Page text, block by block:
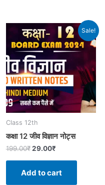
Sale!
Class 12th
कक्षा 12 जीव विज्ञान नोट्स
199.00₹ 29.00₹
Add to cart